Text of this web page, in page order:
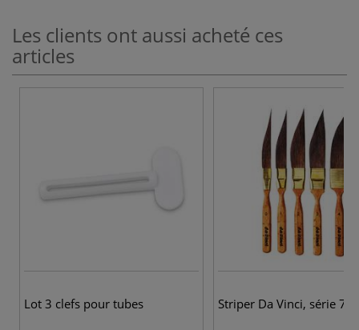
Les clients ont aussi acheté ces
articles
Lot 3 clefs pour tubes Striper Da Vinci, série